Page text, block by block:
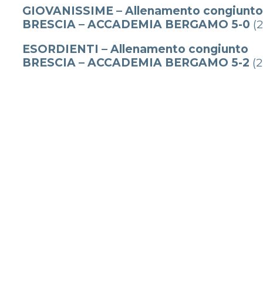
GIOVANISSIME – Allenamento congiunto
BRESCIA – ACCADEMIA BERGAMO 5-0
ESORDIENTI – Allenamento congiunto
BRESCIA – ACCADEMIA BERGAMO 5-2